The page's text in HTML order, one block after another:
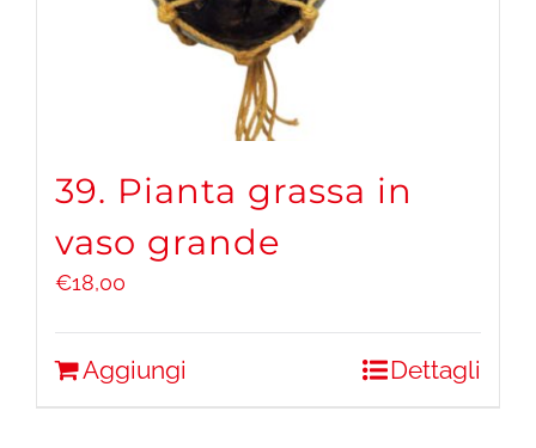
39. Pianta grassa in
vaso grande
€18,00
Aggiungi Dettagli